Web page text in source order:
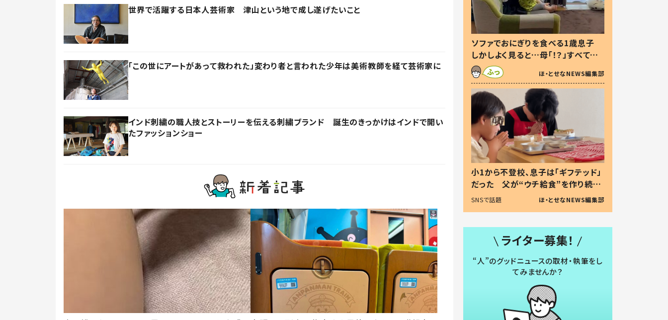
世界で活躍する日本人芸術家 津山という地で成し遂げたいこと
「この世にアートがあって救われた」変わり者と言われた少年は美術教師を経て芸術家に
インド刺繍の職人技とストーリーを伝える刺繍ブランド 誕生のきっかけはインドで開い
たファッションショー
ソファでおにぎりを食べる1歳息子
しかしよく見ると…母「！？」すべてを
察した母の投稿に「可愛いから許
す！」「現行犯〜」
ほ・とせなNEWS編集部
小1から不登校、息子は「ギフテッド」
だった 父が“ウチ給食”を作り続け
る理由とは #令和の親 #令和の子
SNSで話題 ほ・とせなNEWS編集部
ライター募集！
“人”のグッドニュースの取材・執筆をし
てみませんか？